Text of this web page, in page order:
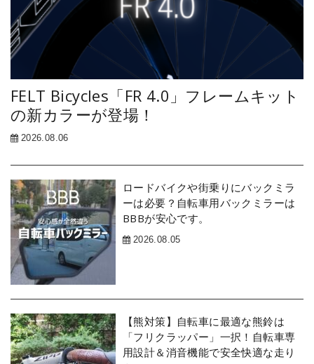
FELT Bicycles「FR 4.0」フレームキット
の新カラーが登場！
2026.08.06
ロードバイクや街乗りにバックミラ
ーは必要？自転車用バックミラーは
BBBが安心です。
2026.08.05
【熊対策】自転車に最適な熊鈴は
「フリクラッパー」一択！自転車専
用設計＆消音機能で安全快適な走り